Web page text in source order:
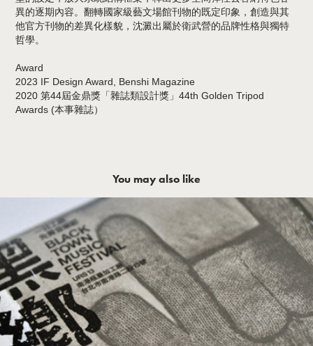
異的逐期內容。翻轉國家級藝文場館刊物的既定印象，創造與其
他官方刊物的差異化樣貌，沈澱出屬於衛武營的品牌性格與獨特
哲學。
Award
2023 IF Design Award, Benshi Magazine
2020 第44屆金鼎獎「雜誌類設計獎」44th Golden Tripod
Awards (本事雜誌）
You may also like
Blacktown Music Festival, Event
identity